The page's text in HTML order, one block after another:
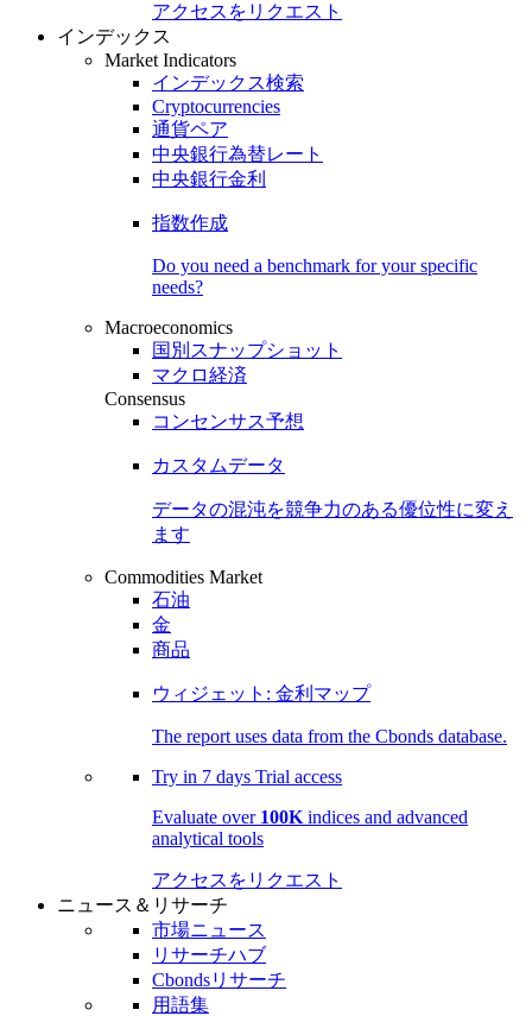
アクセスをリクエスト
インデックス
Market Indicators
インデックス検索
Cryptocurrencies
通貨ペア
中央銀行為替レート
中央銀行金利
指数作成
Do you need a benchmark for your specific
needs?
Macroeconomics
国別スナップショット
マクロ経済
Consensus
コンセンサス予想
カスタムデータ
データの混沌を競争力のある優位性に変え
ます
Commodities Market
石油
金
商品
ウィジェット: 金利マップ
The report uses data from the Cbonds database.
Try in 7 days Trial access
Evaluate over 100K indices and advanced
analytical tools
アクセスをリクエスト
ニュース＆リサーチ
市場ニュース
リサーチハブ
Cbondsリサーチ
用語集